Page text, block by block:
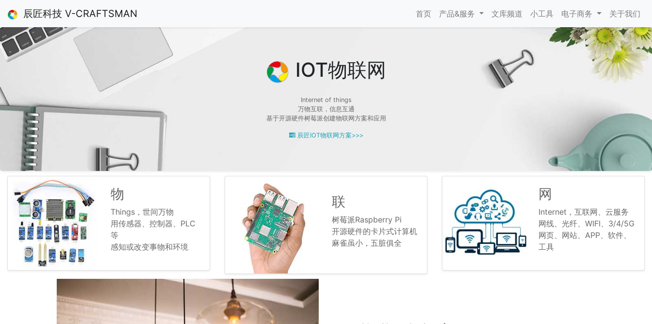
辰匠科技 V-CRAFTSMAN 首页 产品&服务 文库频道 小工具 电子商务 关于我们
IOT物联网
Internet of things
万物互联，信息互通
基于开源硬件树莓派创建物联网方案和应用
辰匠IOT物联网方案>>>
物
Things，世间万物
用传感器、控制器、PLC
等
感知或改变事物和环境
联
树莓派Raspberry Pi
开源硬件的卡片式计算机
麻雀虽小，五脏俱全
网
Internet，互联网、云服务
网线、光纤、WIFI、3/4/5G
网页、网站、APP、软件、
工具